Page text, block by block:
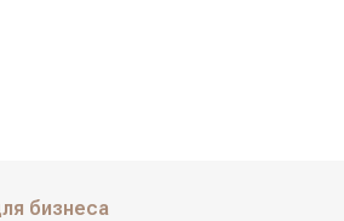
бизнеса